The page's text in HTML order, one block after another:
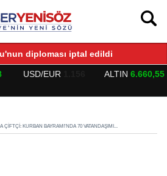
diploması iptal edildi
USD/EUR ALTIN 6.660,55
ÇIFTÇI: KURBAN BAYRAMI'NDA 70 VATANDAŞIMI...